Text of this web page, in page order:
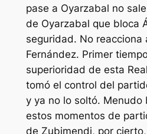
pase a Oyarzabal no
de Oyarzabal que bloca
seguridad. No reacciona
Fernández. Primer
superioridad de esta
tomó el control del
y ya no lo soltó. Menudo
estos momentos de
de Zubimendi, por